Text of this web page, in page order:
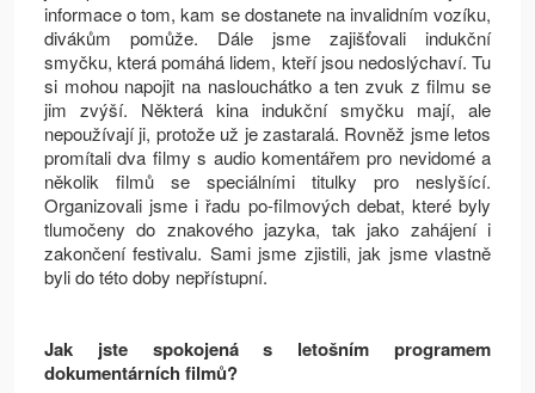
informace o tom, kam se dostanete na invalidním vozíku,
divákům pomůže. Dále jsme zajišťovali indukční
smyčku, která pomáhá lidem, kteří jsou nedoslýchaví. Tu
si mohou napojit na naslouchátko a ten zvuk z filmu se
jim zvýší. Některá kina indukční smyčku mají, ale
nepoužívají ji, protože už je zastaralá. Rovněž jsme letos
promítali dva filmy s audio komentářem pro nevidomé a
několik filmů se speciálními titulky pro neslyšící.
Organizovali jsme i řadu po-filmových debat, které byly
tlumočeny do znakového jazyka, tak jako zahájení i
zakončení festivalu. Sami jsme zjistili, jak jsme vlastně
byli do této doby nepřístupní.
Jak jste spokojená s letošním programem
dokumentárních filmů?